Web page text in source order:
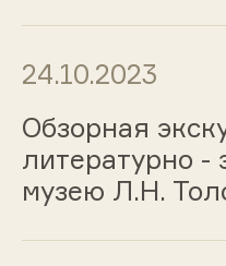
24.10.2023
Обзорная
литературно -
музею Л.Н.